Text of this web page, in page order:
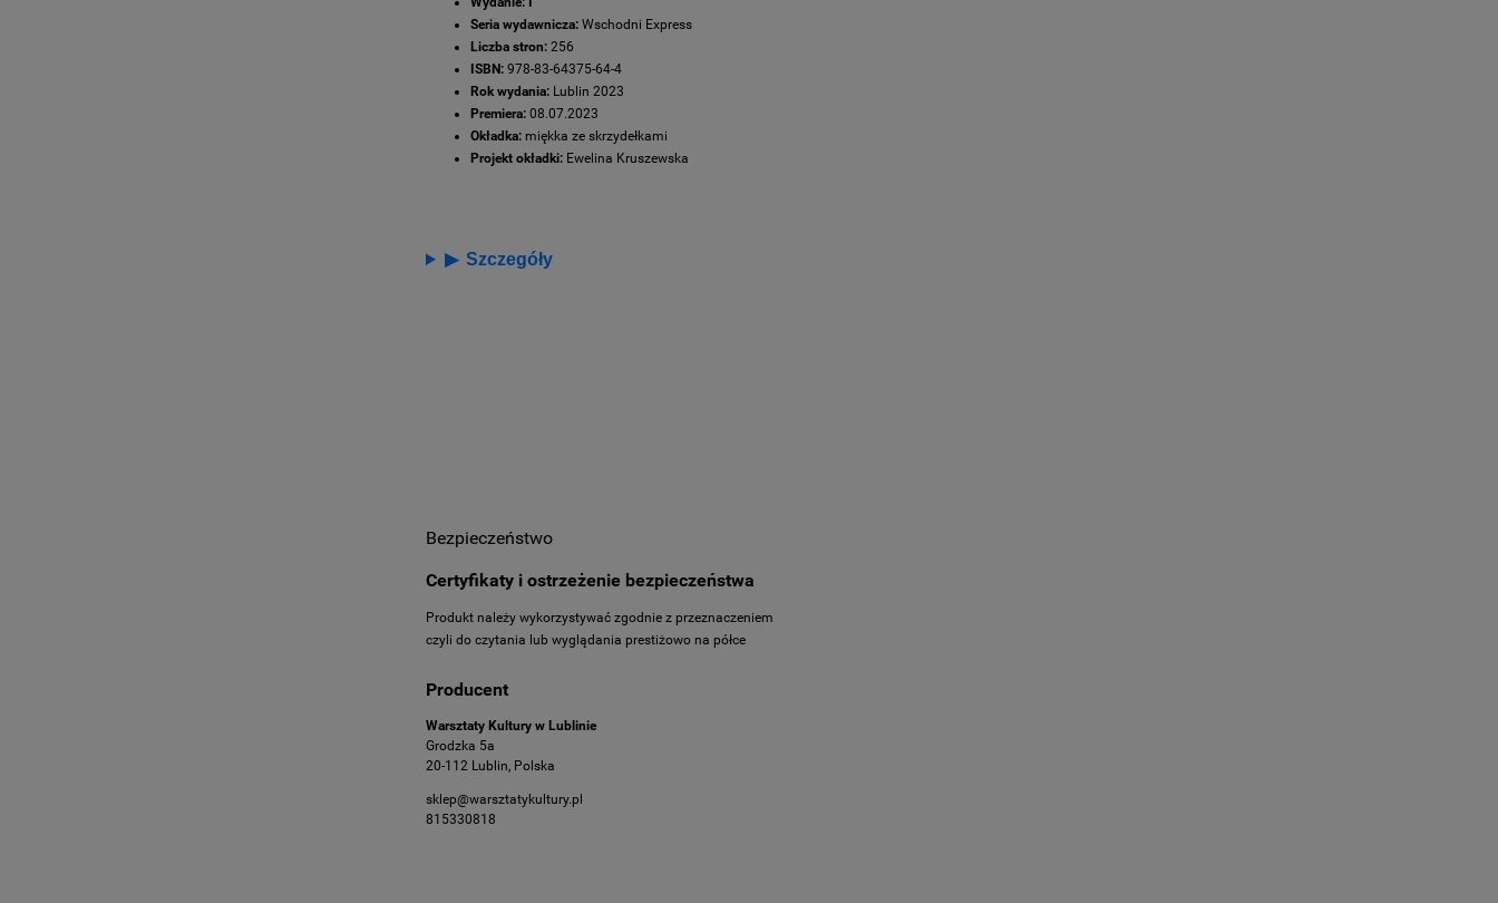
Seria wydawnicza: Wschodni Express
Liczba stron: 256
ISBN: 978-83-64375-64-4
Rok wydania: Lublin 2023
Premiera: 08.07.2023
Okładka: miękka ze skrzydełkami
Projekt okładki: Ewelina Kruszewska
▶ Szczegóły
Bezpieczeństwo
Certyfikaty i ostrzeżenie bezpieczeństwa
Produkt należy wykorzystywać zgodnie z przeznaczeniem
czyli do czytania lub wyglądania prestiżowo na półce
Producent
Warsztaty Kultury w Lublinie
Grodzka 5a
20-112 Lublin, Polska
sklep@warsztatykultury.pl
815330818